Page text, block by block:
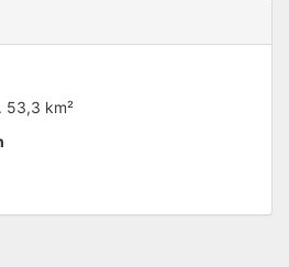
53,3 km²